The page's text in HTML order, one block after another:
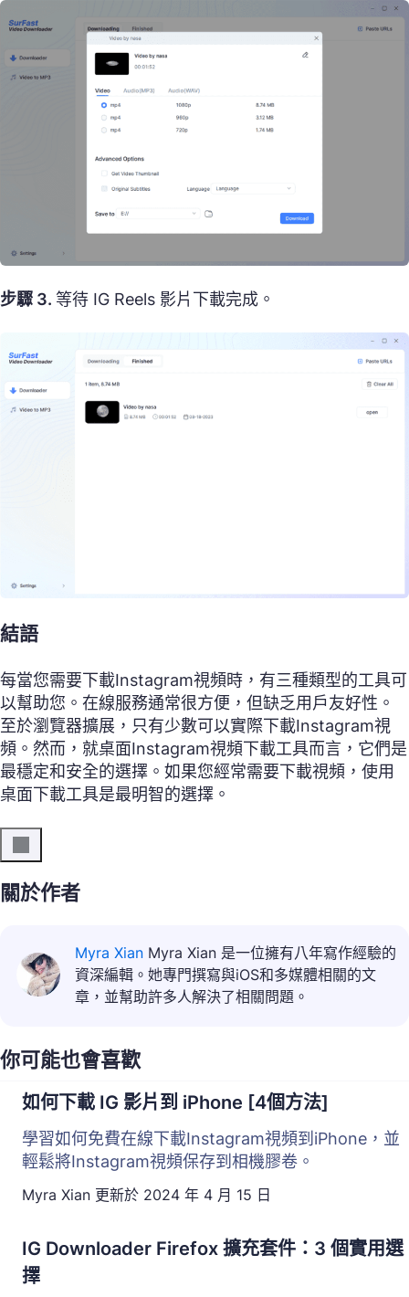
步驟 3. 等待 IG Reels 影片下載完成。
結語
每當您需要下載Instagram視頻時，有三種類型的工具可
以幫助您。在線服務通常很方便，但缺乏用戶友好性。
至於瀏覽器擴展，只有少數可以實際下載Instagram視
頻。然而，就桌面Instagram視頻下載工具而言，它們是
最穩定和安全的選擇。如果您經常需要下載視頻，使用
桌面下載工具是最明智的選擇。
關於作者
Myra Xian Myra Xian 是一位擁有八年寫作經驗的
資深編輯。她專門撰寫與iOS和多媒體相關的文
章，並幫助許多人解決了相關問題。
你可能也會喜歡
如何下載 IG 影片到 iPhone [4個方法]
學習如何免費在線下載Instagram視頻到iPhone，並
輕鬆將Instagram視頻保存到相機膠卷。
Myra Xian 更新於 2024 年 4 月 15 日
IG Downloader Firefox 擴充套件：3 個實用選
擇